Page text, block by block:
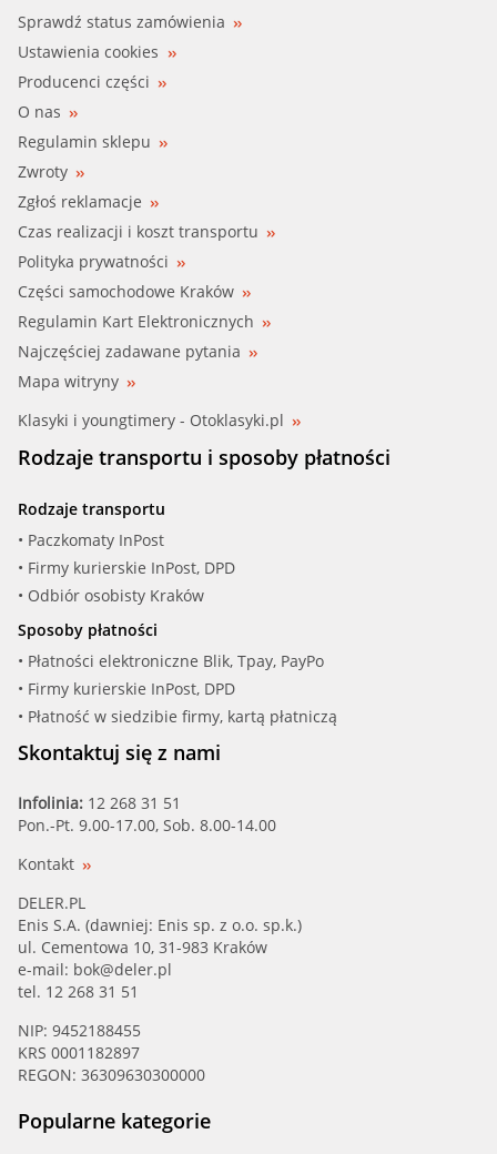
PMM (35014 R)
RHIAG (ALE1240D)
UNIPART (03UGCGEW2210)
Sprawdź status zamówienia
Ustawienia cookies
Producenci części
O nas
Regulamin sklepu
Zwroty
Zgłoś reklamacje
Czas realizacji i koszt transportu
Polityka prywatności
Części samochodowe Kraków
Regulamin Kart Elektronicznych
Najczęściej zadawane pytania
Mapa witryny
Klasyki i youngtimery - Otoklasyki.pl
Rodzaje transportu i sposoby płatności
Rodzaje transportu
• Paczkomaty InPost
• Firmy kurierskie InPost, DPD
• Odbiór osobisty Kraków
Sposoby płatności
• Płatności elektroniczne Blik, Tpay, PayPo
• Firmy kurierskie InPost, DPD
• Płatność w siedzibie firmy, kartą płatniczą
Skontaktuj się z nami
Infolinia: 12 268 31 51
Pon.-Pt. 9.00-17.00, Sob. 8.00-14.00
Kontakt
DELER.PL
Enis S.A. (dawniej: Enis sp. z o.o. sp.k.)
ul. Cementowa 10, 31-983 Kraków
e-mail: bok@deler.pl
tel. 12 268 31 51
NIP: 9452188455
KRS 0001182897
REGON: 36309630300000
Popularne kategorie